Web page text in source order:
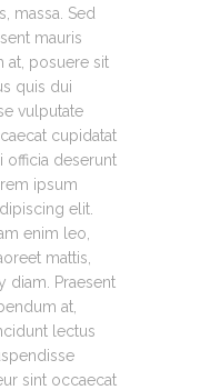
massa. Sed
mauris
at, posuere sit
quis dui
vulputate
cupidatat
officia deserunt
ipsum
elit.
enim leo,
mattis,
diam. Praesent
at,
lectus
sint occaecat